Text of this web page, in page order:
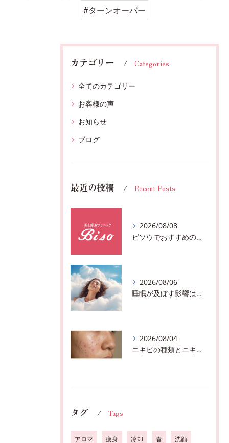
#ターンオーバー
カテゴリー Categories
全てのカテゴリー
お客様の声
お知らせ
ブログ
最近の投稿 Recent Posts
2026/08/08
ビソウでおすすめのフェースビューティーの洗顔♪千葉市中央区フルハンドで体質、姿勢改善！！
2026/08/06
睡眠が及ぼす影響は？千葉市おすすめメニュー全身リンパマッサージで全身スッキリ♪
2026/08/04
ニキビの種類とニキビを作らないスキンケア方法♪千葉市中央区フェイシャルエステサロン
タグ Tags
アロマ 痩身 冷却 春 洗顔